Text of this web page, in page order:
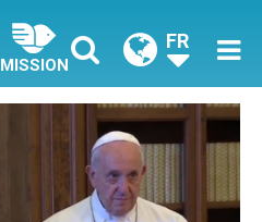
MISSION
FR